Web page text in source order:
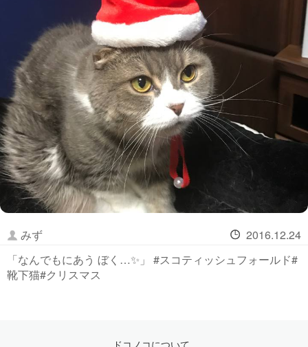
みず
2016.12.24
「なんでもにあう ぼく…✨」 #スコティッシュフォールド#
靴下猫#クリスマス